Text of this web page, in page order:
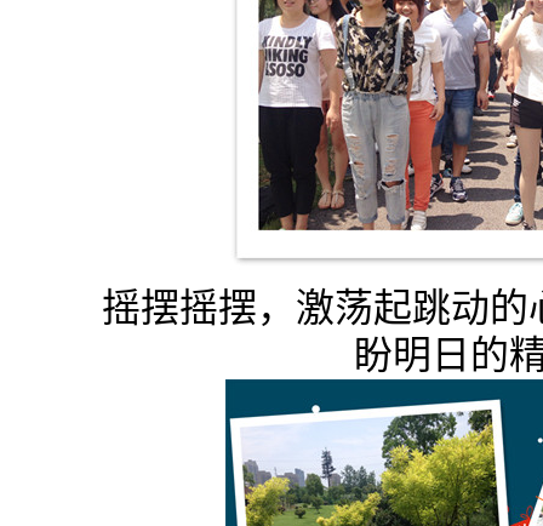
摇摆摇摆，激荡起跳动
盼明日的